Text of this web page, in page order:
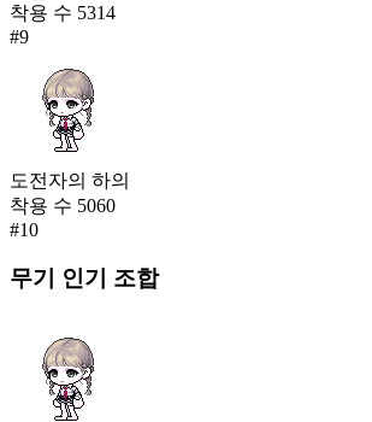
착용 수 5314
#9
도전자의 하의
착용 수 5060
#10
무기 인기 조합